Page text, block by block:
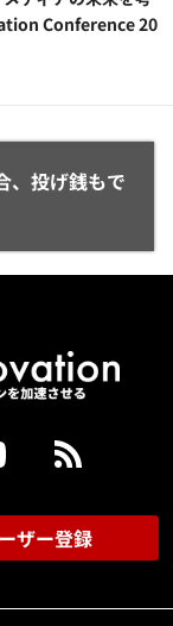
Conference 20
、投げ銭もで
ザー登録